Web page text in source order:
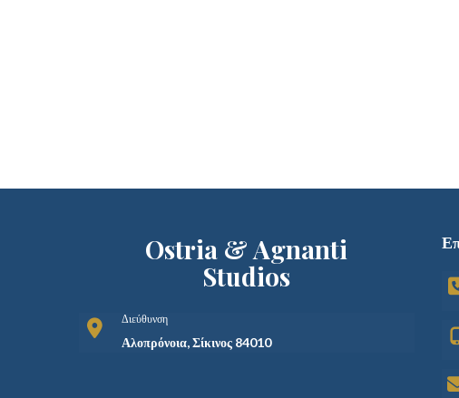
Ostria & Agnanti
Studios
Διεύθυνση
Αλοπρόνοια, Σίκινος 84010